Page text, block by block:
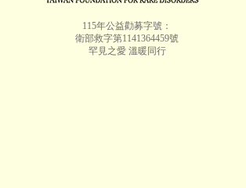
115年公益勸募字號：
衛部救字第1141364459號
罕見之愛 溫暖同行